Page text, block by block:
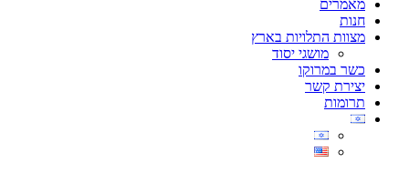
מאמרים
חנות
מצוות התלויות בארץ
מושגי יסוד
כשר במרוקו
יצירת קשר
תרומות